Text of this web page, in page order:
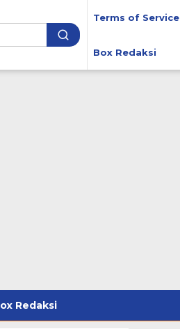
Terms of Service
Box Redaksi
Redaksi